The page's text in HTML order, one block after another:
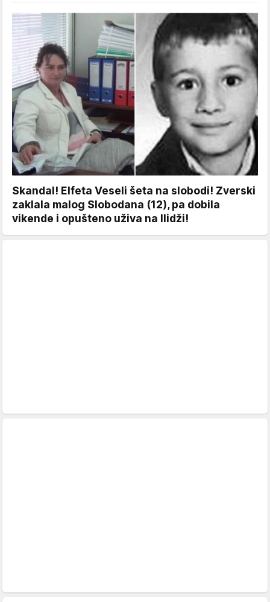
Skandal! Elfeta Veseli šeta na slobodi! Zverski
zaklala malog Slobodana (12), pa dobila
vikende i opušteno uživa na Ilidži!